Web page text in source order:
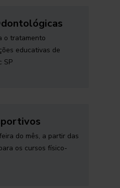
o tratamento
educativas de
SP
do mês, a partir das
os cursos físico-